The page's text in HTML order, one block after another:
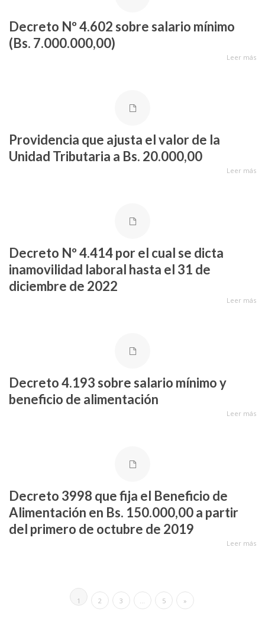
Decreto Nº 4.602 sobre salario mínimo
(Bs. 7.000.000,00)
Leer más
Providencia que ajusta el valor de la
Unidad Tributaria a Bs. 20.000,00
Leer más
Decreto Nº 4.414 por el cual se dicta
inamovilidad laboral hasta el 31 de
diciembre de 2022
Leer más
Decreto 4.193 sobre salario mínimo y
beneficio de alimentación
Leer más
Decreto 3998 que fija el Beneficio de
Alimentación en Bs. 150.000,00 a partir
del primero de octubre de 2019
Leer más
1 2 3 … 5 »